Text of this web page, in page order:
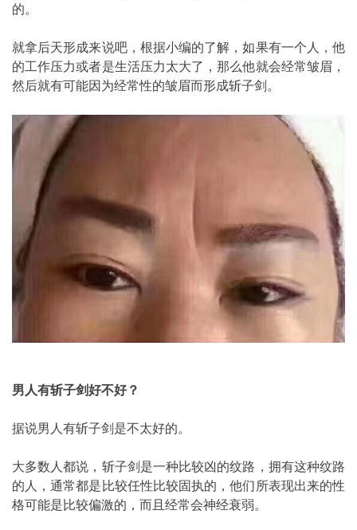
的。
就拿后天形成来说吧，根据小编的了解，如果有一个人，他
的工作压力或者是生活压力太大了，那么他就会经常皱眉，
然后就有可能因为经常性的皱眉而形成斩子剑。
男人有斩子剑好不好？
据说男人有斩子剑是不太好的。
大多数人都说，斩子剑是一种比较凶的纹路，拥有这种纹路
的人，通常都是比较任性比较固执的，他们所表现出来的性
格可能是比较偏激的，而且经常会神经衰弱。